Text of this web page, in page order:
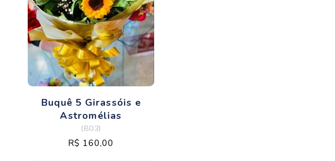
Buquê 5 Girassóis e
Astromélias
(B03)
R$ 160,00